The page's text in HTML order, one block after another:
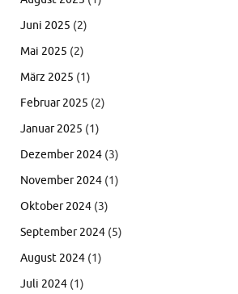
Juni 2025 (2)
Mai 2025 (2)
März 2025 (1)
Februar 2025 (2)
Januar 2025 (1)
Dezember 2024 (3)
November 2024 (1)
Oktober 2024 (3)
September 2024 (5)
August 2024 (1)
Juli 2024 (1)